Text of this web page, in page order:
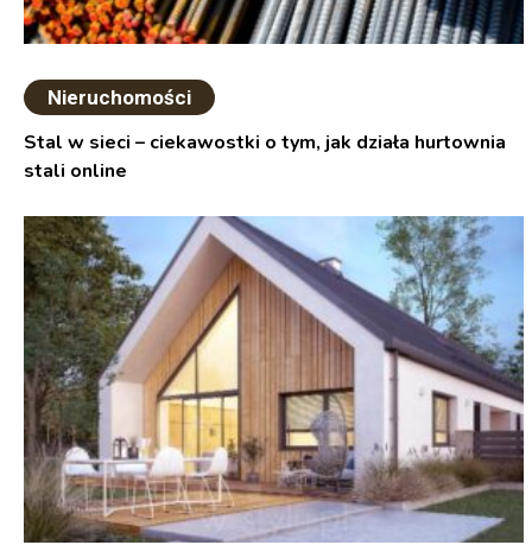
Nieruchomości
Stal w sieci – ciekawostki o tym, jak działa hurtownia
stali online